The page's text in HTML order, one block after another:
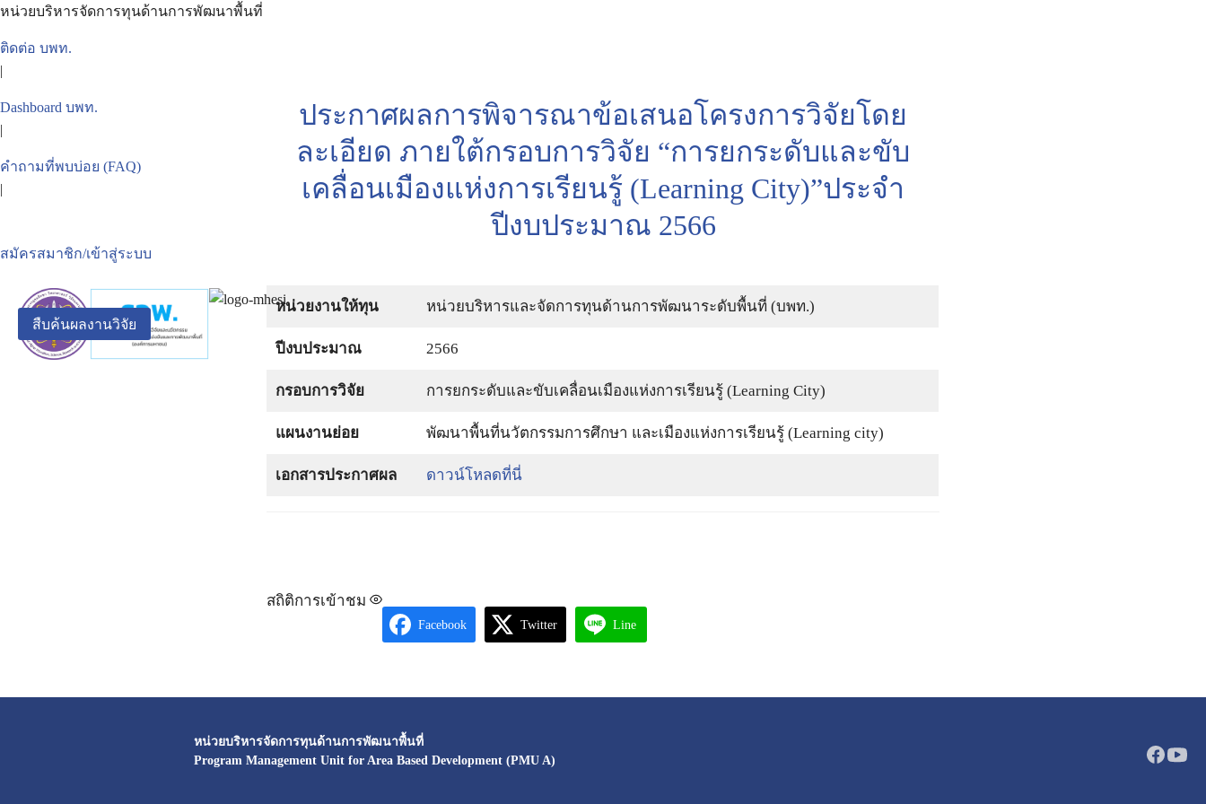
Skip
content
หน่วยบริหารจัดการทุนด้านการพัฒนาพื้นที่
ติดต่อ บพท.
|
Dashboard บพท.
|
คำถามที่พบบ่อย (FAQ)
|
สมัครสมาชิก/เข้าสู่ระบบ
สืบค้นผลงานวิจัย
for:
ประกาศผลการพิจารณาข้อเสนอโครงการวิจัยโดย
ละเอียด ภายใต้กรอบการวิจัย “การยกระดับและขับ
เคลื่อนเมืองแห่งการเรียนรู้ (Learning City)”ประจำ
ปีงบประมาณ 2566
หน่วยงานให้ทุน หน่วยบริหารและจัดการทุนด้านการพัฒนาระดับพื้นที่ (บพท.)
ปีงบประมาณ 2566
กรอบการวิจัย การยกระดับและขับเคลื่อนเมืองแห่งการเรียนรู้ (Learning City)
แผนงานย่อย พัฒนาพื้นที่นวัตกรรมการศึกษา และเมืองแห่งการเรียนรู้ (Learning city)
เอกสารประกาศผล ดาวน์โหลดที่นี่
สถิติการเข้าชม
Facebook Twitter Line
หน่วยบริหารจัดการทุนด้านการพัฒนาพื้นที่
Program Management Unit for Area Based Development (PMU A)